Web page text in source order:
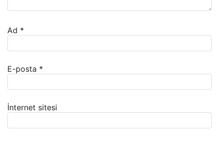
Ad *
E-posta *
İnternet sitesi